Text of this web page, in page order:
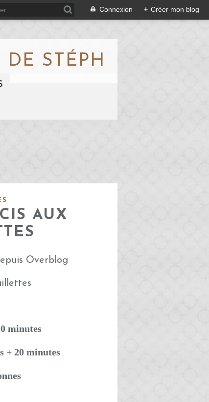
Connexion + Créer mon blog
STÉPH
AUX
Overblog
minutes
+ 20 minutes